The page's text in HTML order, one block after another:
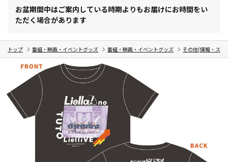
お盆期間中はご案内している時期よりもお届けにお時間をい
ただく場合があります
トップ 番組・映画・イベントグッズ 番組・映画・イベントグッズ その他(情報・スポ